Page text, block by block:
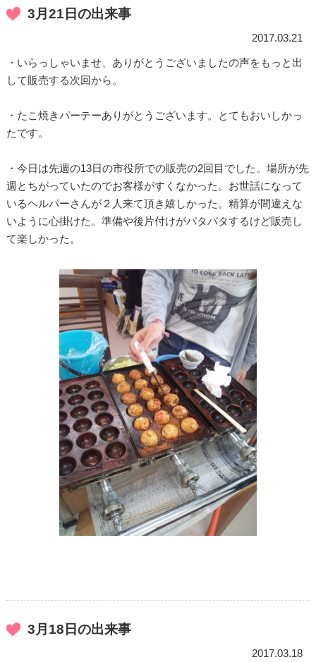
3月21日の出来事
2017.03.21
・いらっしゃいませ、ありがとうございましたの声をもっと出
して販売する次回から。
・たこ焼きパーテーありがとうございます。とてもおいしかっ
たです。
・今日は先週の13日の市役所での販売の2回目でした。場所が先
週とちがっていたのでお客様がすくなかった。お世話になって
いるヘルパーさんが２人来て頂き嬉しかった。精算が間違えな
いように心掛けた。準備や後片付けがバタバタするけど販売し
て楽しかった。
3月18日の出来事
2017.03.18